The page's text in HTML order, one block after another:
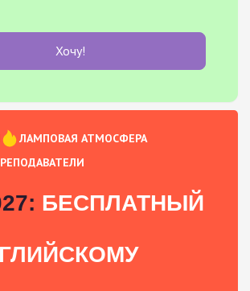
Хочу!
ЛАМПОВАЯ АТМОСФЕРА
БЕСПЛАТНЫЙ